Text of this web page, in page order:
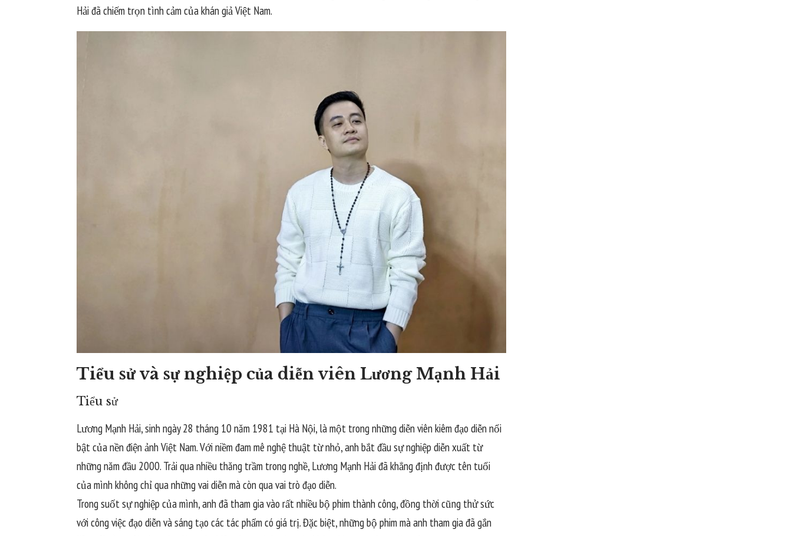
Hải đã chiếm trọn tình cảm của khán giả Việt Nam.
Tiểu sử và sự nghiệp của diễn viên Lương Mạnh Hải
Tiểu sử
Lương Mạnh Hải, sinh ngày 28 tháng 10 năm 1981 tại Hà Nội, là một trong những diễn viên kiêm đạo diễn nổi
bật của nền điện ảnh Việt Nam. Với niềm đam mê nghệ thuật từ nhỏ, anh bắt đầu sự nghiệp diễn xuất từ
những năm đầu 2000. Trải qua nhiều thăng trầm trong nghề, Lương Mạnh Hải đã khẳng định được tên tuổi
của mình không chỉ qua những vai diễn mà còn qua vai trò đạo diễn.
Trong suốt sự nghiệp của mình, anh đã tham gia vào rất nhiều bộ phim thành công, đồng thời cũng thử sức
với công việc đạo diễn và sáng tạo các tác phẩm có giá trị. Đặc biệt, những bộ phim mà anh tham gia đã gắn